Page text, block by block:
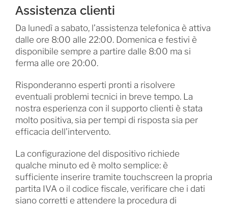
Assistenza clienti
Da lunedì a sabato, l’assistenza telefonica è attiva
dalle ore 8:00 alle 22:00. Domenica e festivi è
disponibile sempre a partire dalle 8:00 ma si
ferma alle ore 20:00.
Risponderanno esperti pronti a risolvere
eventuali problemi tecnici in breve tempo. La
nostra esperienza con il supporto clienti è stata
molto positiva, sia per tempi di risposta sia per
efficacia dell’intervento.
La configurazione del dispositivo richiede
qualche minuto ed è molto semplice: è
sufficiente inserire tramite touchscreen la propria
partita IVA o il codice fiscale, verificare che i dati
siano corretti e attendere la procedura di